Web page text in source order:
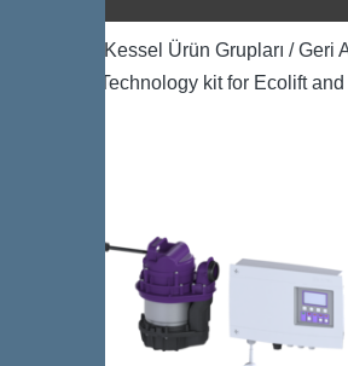
Kessel Ürün Grupları /Geri
/ Technology kit for Ecolift